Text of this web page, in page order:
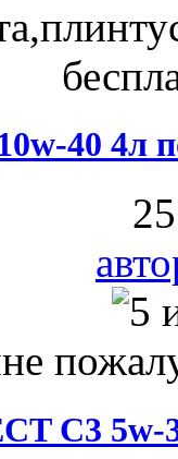
40 4л
C3 5w-